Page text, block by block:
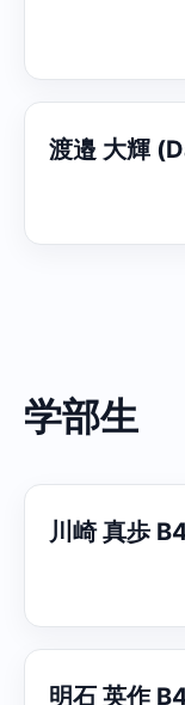
渡邉 大輝
学部生
川崎 真歩
明石 英作